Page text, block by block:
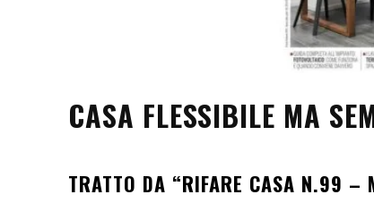
CASA FLESSIBILE MA
TRATTO DA “RIFARE CASA N.99 –